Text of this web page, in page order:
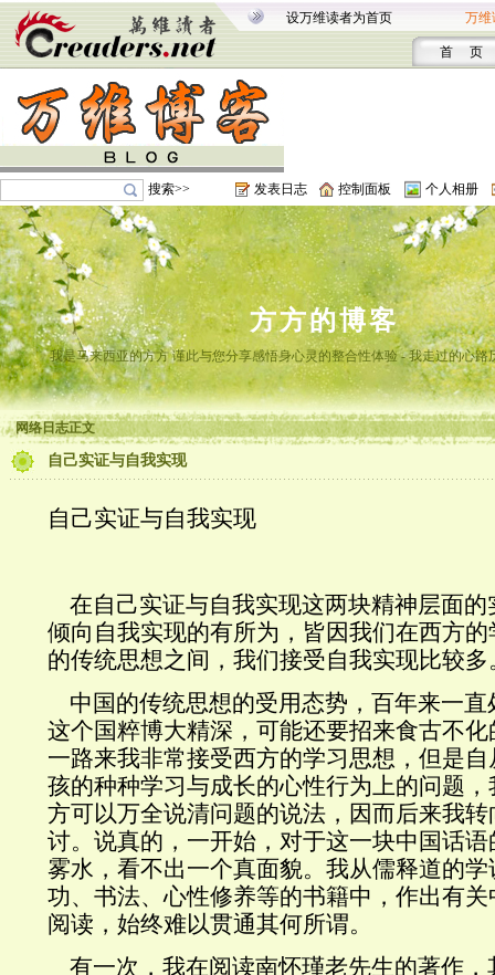
设万维读者为首页 万维
首 页
搜索>> 发表日志 控制面板 个人相册
方方的博客
我是马来西亚的方方 谨此与您分享感悟身心灵的整合性体验 - 我走过的心路
网络日志正文
自己实证与自我实现
自己实证与自我实现
在自己实证与自我实现这两块精神层面的
倾向自我实现的有所为，皆因我们在西方
的传统思想之间，我们接受自我实现比较多
中国的传统思想的受用态势，百年来一
这个国粹博大精深，可能还要招来食古不
一路来我非常接受西方的学习思想，但是
孩的种种学习与成长的心性行为上的问题
方可以万全说清问题的说法，因而后来我
讨。说真的，一开始，对于这一块中国话
雾水，看不出一个真面貌。我从儒释道的
功、书法、心性修养等的书籍中，作出有
阅读，始终难以贯通其何所谓。
有一次，我在阅读南怀瑾老先生的著作